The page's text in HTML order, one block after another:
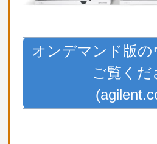
オンデマンド版の
ご覧くだ